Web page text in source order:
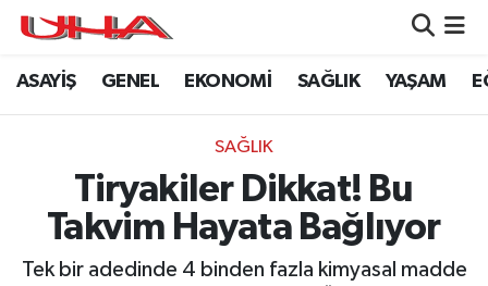
ASAYİŞ GENEL EKONOMİ SAĞLIK YAŞAM
SAĞLIK
Tiryakiler Dikkat! Bu
Takvim Hayata Bağlıyor
Tek bir adedinde 4 binden fazla kimyasal madde
ASAYİŞ
GENEL
Nöbetçi Eczaneler
Namaz Vakitleri